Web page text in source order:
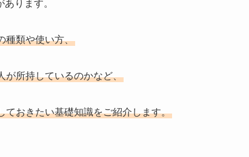
あります。
種類や使い方、
が所持しているのかなど、
ておきたい基礎知識をご紹介します。